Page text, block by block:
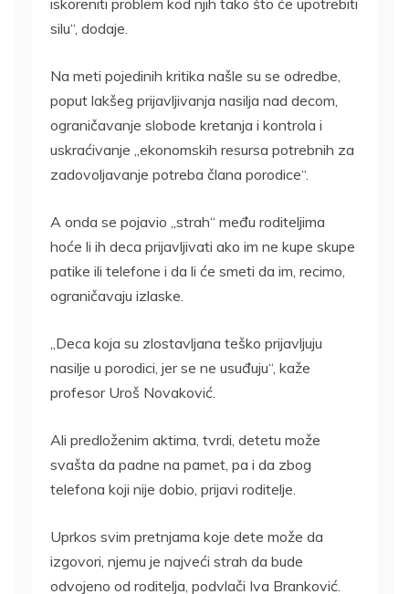
silu“, dodaje.
Na meti pojedinih kritika našle su se odredbe,
poput lakšeg prijavljivanja nasilja nad decom,
ograničavanje slobode kretanja i kontrola i
uskraćivanje „ekonomskih resursa potrebnih za
zadovoljavanje potreba člana porodice“.
A onda se pojavio „strah“ među roditeljima
hoće li ih deca prijavljivati ako im ne kupe skupe
patike ili telefone i da li će smeti da im, recimo,
ograničavaju izlaske.
„Deca koja su zlostavljana teško prijavljuju
nasilje u porodici, jer se ne usuđuju“, kaže
profesor Uroš Novaković.
Ali predloženim aktima, tvrdi, detetu može
svašta da padne na pamet, pa i da zbog
telefona koji nije dobio, prijavi roditelje.
Uprkos svim pretnjama koje dete može da
izgovori, njemu je najveći strah da bude
odvojeno od roditelja, podvlači Iva Branković.